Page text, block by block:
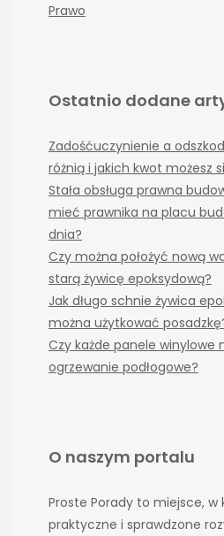
Prawo
Ostatnio dodane
Zadośćuczynienie a
różnią i jakich kwot możesz
Stała obsługa prawna
mieć prawnika na placu
dnia?
Czy można położyć nową
starą żywicę epoksydową?
Jak długo schnie żywica
można użytkować
Czy każde panele winylowe
ogrzewanie podłogowe?
O naszym portalu
Proste Porady to miejsce, w
praktyczne i sprawdzone